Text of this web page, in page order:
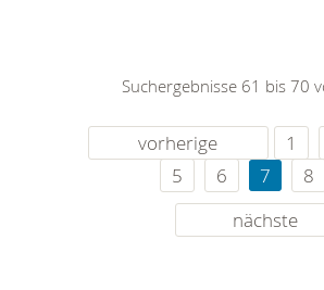
Suchergebnisse 61 bis 70
vorherige 1
5
6 7 8
nächste